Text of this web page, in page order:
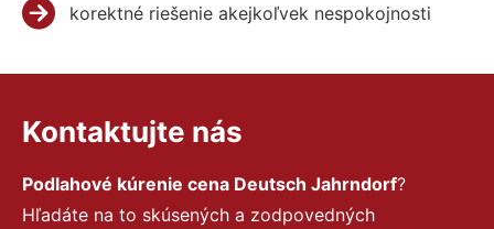
korektné riešenie akejkoľvek nespokojnosti
Kontaktujte nás
Podlahové kúrenie cena Deutsch Jahrndorf?
Hľadáte na to skúsených a zodpovedných